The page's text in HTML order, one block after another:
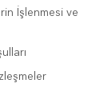
İşlenmesi ve